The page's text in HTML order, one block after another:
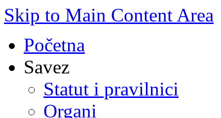
Skip to Main Content Area
Početna
Savez
Statut i pravilnici
Organi